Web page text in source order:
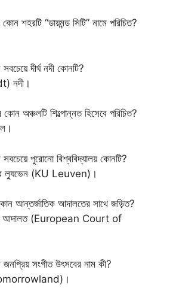
কোন শহরটি “ডায়মন্ড সিটি” নামে পরিচিত?
সবচেয়ে দীর্ঘ নদী কোনটি?
নদী।
কোন অঞ্চলটি শিল্পোন্নত হিসেবে পরিচিত?
সবচেয়ে পুরোনো বিশ্ববিদ্যালয় কোনটি?
অব ল্যুভেন (KU Leuven)।
আন্তর্জাতিক আদালতের সাথে জড়িত?
আদালত (European Court of
জনপ্রিয় সংগীত উৎসবের নাম কী?